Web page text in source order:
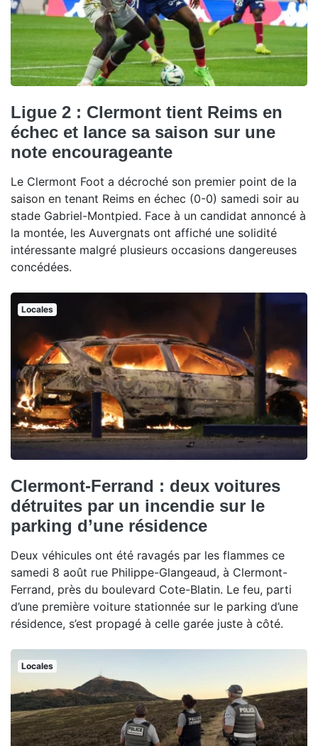
Ligue 2 : Clermont tient Reims en
échec et lance sa saison sur une
note encourageante
Le Clermont Foot a décroché son premier point de la
saison en tenant Reims en échec (0-0) samedi soir au
stade Gabriel-Montpied. Face à un candidat annoncé à
la montée, les Auvergnats ont affiché une solidité
intéressante malgré plusieurs occasions dangereuses
concédées.
Locales
Clermont-Ferrand : deux voitures
détruites par un incendie sur le
parking d’une résidence
Deux véhicules ont été ravagés par les flammes ce
samedi 8 août rue Philippe-Glangeaud, à Clermont-
Ferrand, près du boulevard Cote-Blatin. Le feu, parti
d’une première voiture stationnée sur le parking d’une
résidence, s’est propagé à celle garée juste à côté.
Locales